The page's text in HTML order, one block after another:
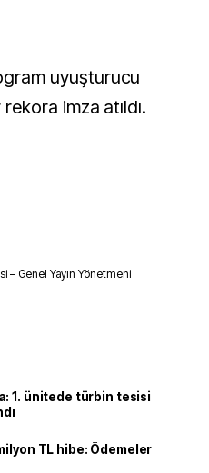
uyuşturucu
imza atıldı.
– Genel Yayın Yönetmeni
1. ünitede türbin tesisi
TL hibe: Ödemeler